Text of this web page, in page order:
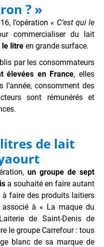
? »
l’opération« C’est qui le
commercialiser du lait
le litre en grande surface.
par les consommateurs
élevées en France, elles
consomment des
sont rémunérés et
de lait
un groupe de sept
a souhaité en faire autant
faire des produits laitiers
associé à « La maque du
de Saint-Denis de
le groupe Carrefour : tous
blanc de sa marque de